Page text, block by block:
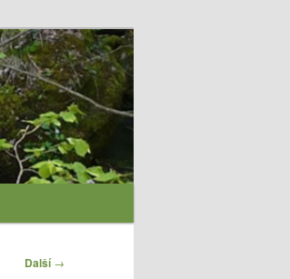
Další→